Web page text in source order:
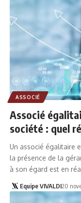
ASSOCIÉ
Associé
société : quel
Un associé égalitaire
la présence de la
à son égard est en
Equipe VIVALDI20